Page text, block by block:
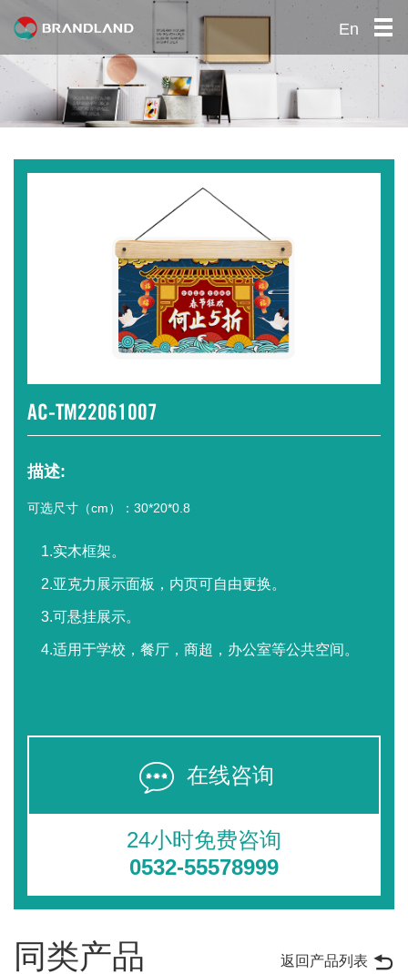
首页
关于我们
公司优势
社会责任
招贤纳士
联系我们
En
AC-TM22061007
描述:
可选尺寸（cm）：30*20*0.8
1.实木框架。
2.亚克力展示面板，内页可自由更换。
3.可悬挂展示。
4.适用于学校，餐厅，商超，办公室等公共空间。
在线咨询
24小时免费咨询
0532-55578999
同类产品 返回产品列表